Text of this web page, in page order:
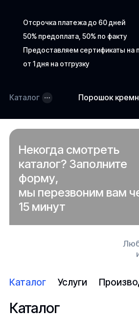
Каталог Услуги
Каталог
Отсрочка платежа до 60 дней
50% предоплата, 50% по факту
Предоставляем сертификаты на
от 1 дня на отгрузку
Каталог Порошок
Некогда смотреть
каталог? Заполните
форму,
мы перезвоним вам
15 минут
Заполнить форму